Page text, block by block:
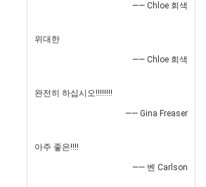
—— Chloe 회색
위대한
—— Chloe 회색
완전히 하십시오!!!!!!!!
—— Gina Freaser
아주 좋은!!!!
—— 벤 Carlson